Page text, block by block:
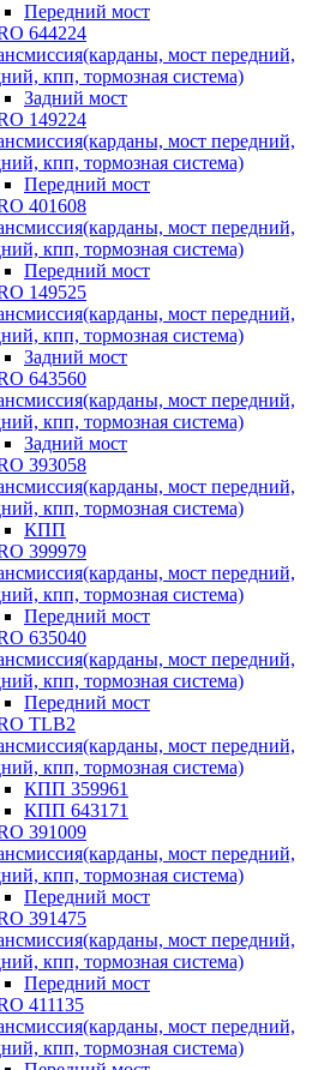
Передний мост
644224
мост передний,
кпп, тормозная система)
Задний мост
149224
мост передний,
кпп, тормозная система)
Передний мост
401608
мост передний,
кпп, тормозная система)
Передний мост
149525
мост передний,
кпп, тормозная система)
Задний мост
643560
мост передний,
кпп, тормозная система)
Задний мост
393058
мост передний,
кпп, тормозная система)
КПП
399979
мост передний,
кпп, тормозная система)
Передний мост
635040
мост передний,
кпп, тормозная система)
Передний мост
TLB2
мост передний,
кпп, тормозная система)
КПП 359961
КПП 643171
391009
мост передний,
кпп, тормозная система)
Передний мост
391475
мост передний,
кпп, тормозная система)
Передний мост
411135
мост передний,
кпп, тормозная система)